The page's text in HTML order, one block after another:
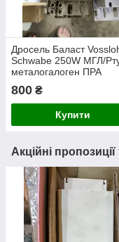
Дросель Баласт
Schwabe 250W МГЛ/
металогалоген ПРА
баласт днат 250 ват
800 ₴
Купити
Акційні